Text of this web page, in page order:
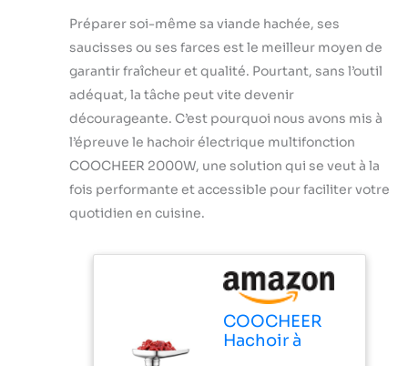
Préparer soi-même sa viande hachée, ses
saucisses ou ses farces est le meilleur moyen de
garantir fraîcheur et qualité. Pourtant, sans l’outil
adéquat, la tâche peut vite devenir
décourageante. C’est pourquoi nous avons mis à
l’épreuve le hachoir électrique multifonction
COOCHEER 2000W, une solution qui se veut à la
fois performante et accessible pour faciliter votre
quotidien en cuisine.
COOCHEER
Hachoir à